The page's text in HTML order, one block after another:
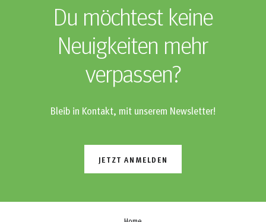
Du möchtest keine
Neuigkeiten mehr
verpassen?
Bleib in Kontakt, mit unserem Newsletter!
JETZT ANMELDEN